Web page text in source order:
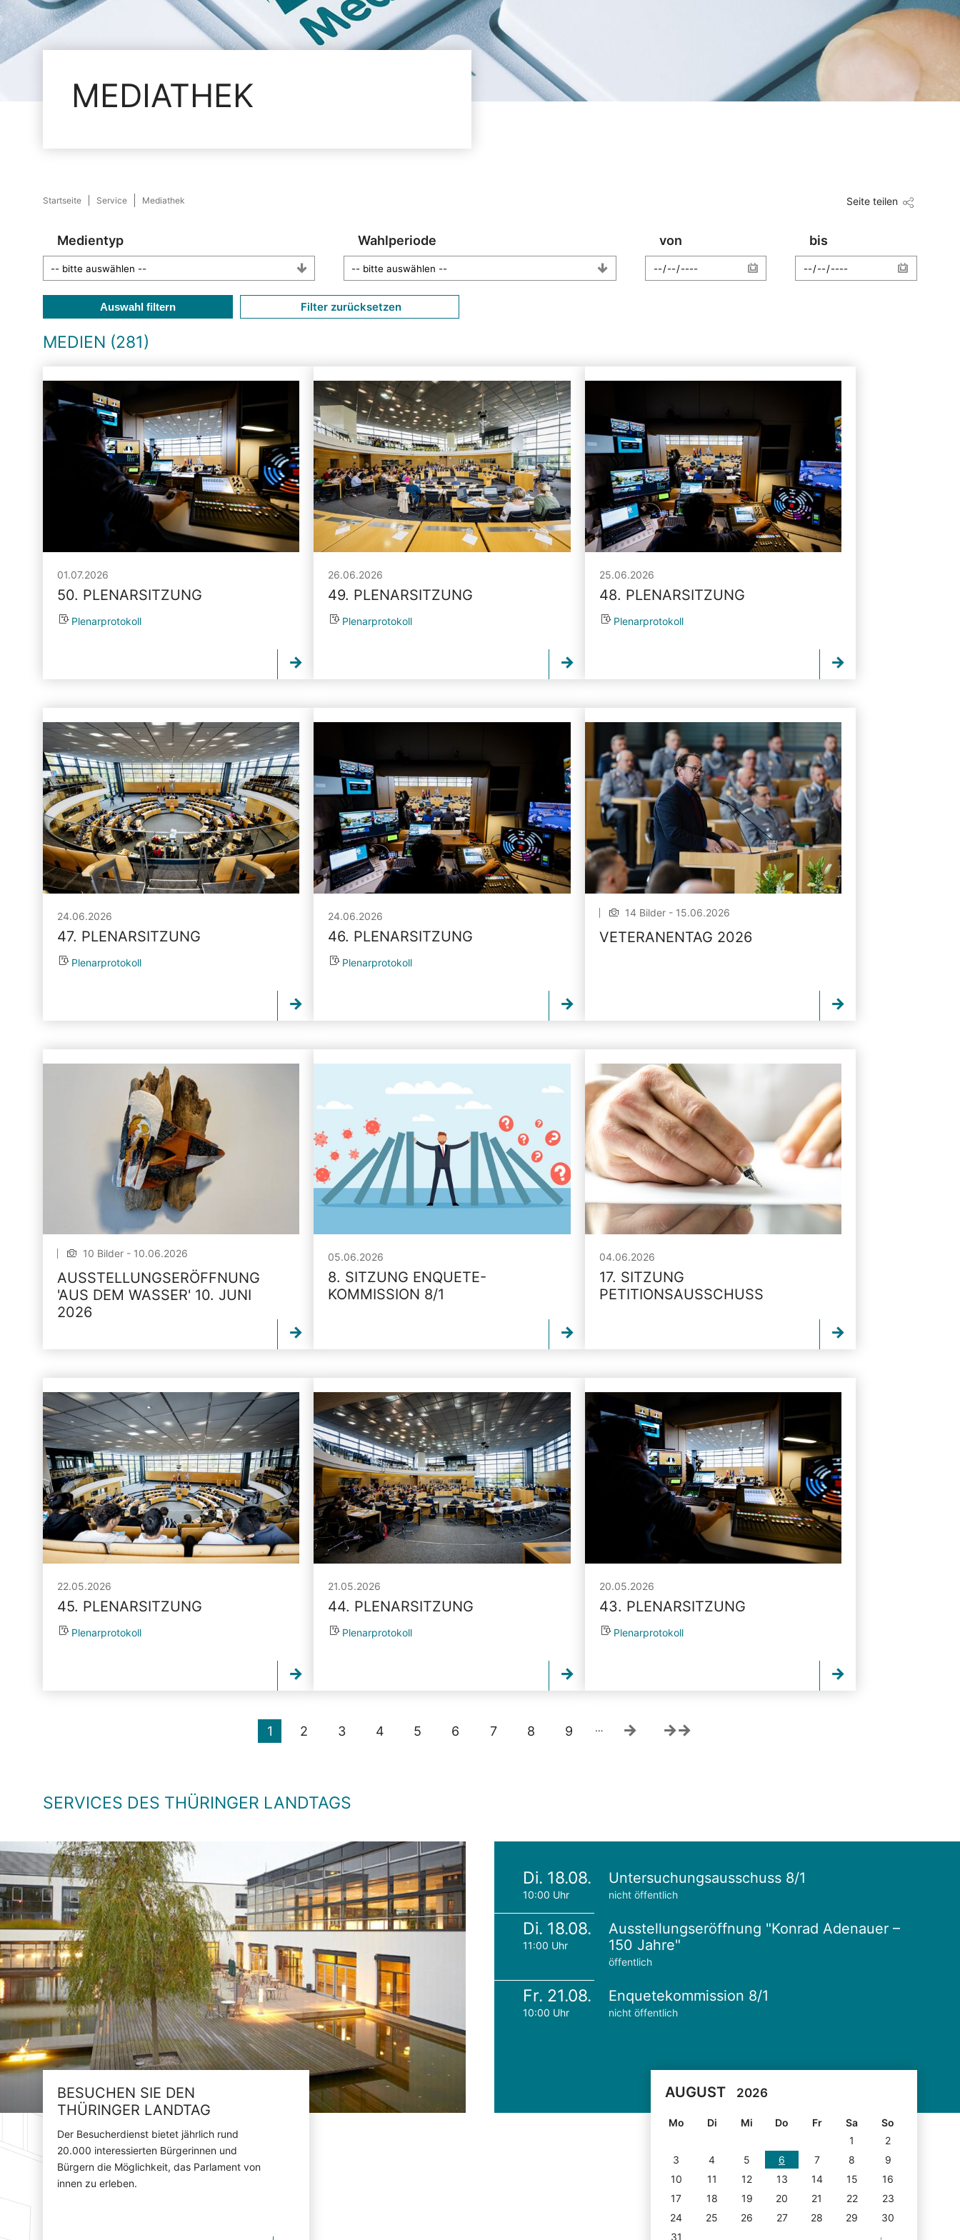
MEDIATHEK
Startseite Service Mediathek Seite teilen
Medientyp Wahlperiode von bis
Auswahl filtern Filter zurücksetzen
MEDIEN (281)
01.07.2026
50. PLENARSITZUNG
Plenarprotokoll
26.06.2026
49. PLENARSITZUNG
Plenarprotokoll
25.06.2026
48. PLENARSITZUNG
Plenarprotokoll
24.06.2026
47. PLENARSITZUNG
Plenarprotokoll
24.06.2026
46. PLENARSITZUNG
Plenarprotokoll
14 Bilder - 15.06.2026
VETERANENTAG 2026
10 Bilder - 10.06.2026
AUSSTELLUNGSERÖFFNUNG
'AUS DEM WASSER' 10. JUNI
2026
05.06.2026
8. SITZUNG ENQUETE-
KOMMISSION 8/1
04.06.2026
17. SITZUNG
PETITIONSAUSSCHUSS
22.05.2026
45. PLENARSITZUNG
Plenarprotokoll
21.05.2026
44. PLENARSITZUNG
Plenarprotokoll
20.05.2026
43. PLENARSITZUNG
Plenarprotokoll
1 2 3 4 5 6 7 8 9 …
SERVICES DES THÜRINGER LANDTAGS
BESUCHEN SIE DEN
THÜRINGER LANDTAG
Der Besucherdienst bietet jährlich rund
20.000 interessierten Bürgerinnen und
Bürgern die Möglichkeit, das Parlament von
innen zu erleben.
Di. 18.08.
10:00 Uhr
Untersuchungsausschuss 8/1
nicht öffentlich
Di. 18.08.
11:00 Uhr
Ausstellungseröffnung "Konrad Adenauer –
150 Jahre"
öffentlich
Fr. 21.08.
10:00 Uhr
Enquetekommission 8/1
nicht öffentlich
AUGUST 2026
Mo Di Mi Do Fr Sa
So
1
2
3
4 5 6 7 8
9
10
11 12 13 14 15
16
17
18 19 20 21 22
23
24
25 26 27 28 29
30
31